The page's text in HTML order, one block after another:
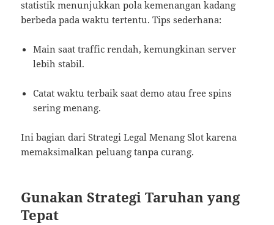
statistik menunjukkan pola kemenangan kadang
berbeda pada waktu tertentu. Tips sederhana:
Main saat traffic rendah, kemungkinan server
lebih stabil.
Catat waktu terbaik saat demo atau free spins
sering menang.
Ini bagian dari Strategi Legal Menang Slot karena
memaksimalkan peluang tanpa curang.
Gunakan Strategi Taruhan yang
Tepat